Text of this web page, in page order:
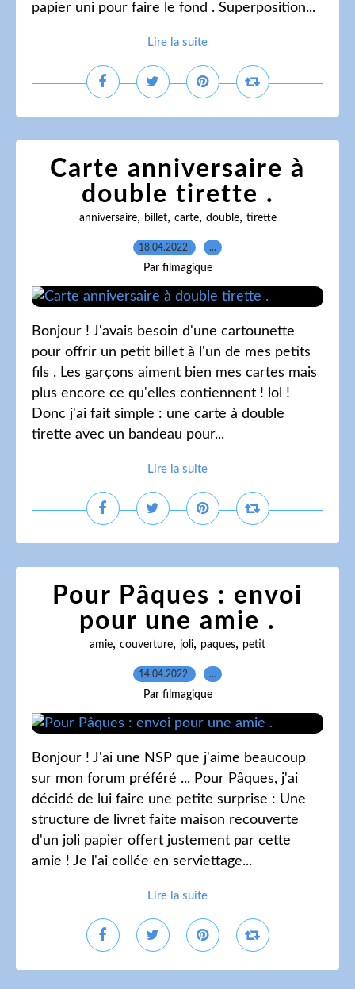
papier uni pour faire le fond . Superposition...
Lire la suite
Carte anniversaire à
double tirette .
anniversaire, billet, carte, double, tirette
18.04.2022 …
Par filmagique
Bonjour ! J'avais besoin d'une cartounette
pour offrir un petit billet à l'un de mes petits
fils . Les garçons aiment bien mes cartes mais
plus encore ce qu'elles contiennent ! lol !
Donc j'ai fait simple : une carte à double
tirette avec un bandeau pour...
Lire la suite
Pour Pâques : envoi
pour une amie .
amie, couverture, joli, paques, petit
14.04.2022 …
Par filmagique
Bonjour ! J'ai une NSP que j'aime beaucoup
sur mon forum préféré ... Pour Pâques, j'ai
décidé de lui faire une petite surprise : Une
structure de livret faite maison recouverte
d'un joli papier offert justement par cette
amie ! Je l'ai collée en serviettage...
Lire la suite